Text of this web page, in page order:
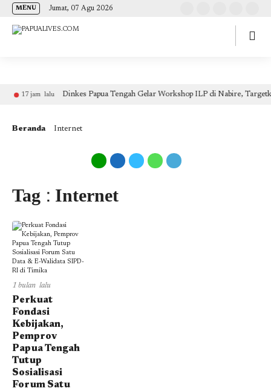
(self.SWG_BASIC = self.SWG_BASIC || []).push( basicSubscriptions => {
basicSubscriptions.init({ type: "NewsArticle", isPartOfType: ["Product"], isPartOfProductId:
MENU Jumat, 07 Agu 2026
17 jam lalu Dinkes Papua Tengah Gelar Workshop ILP di Nabire,
Beranda Internet
Tag : Internet
1 bulan lalu
Perkuat
Fondasi
Kebijakan,
Pemprov
Papua Tengah
Tutup
Sosialisasi
Forum Satu